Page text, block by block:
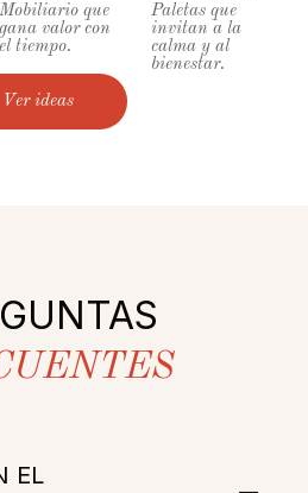
Mobiliario que
gana valor con
el tiempo.
Paletas que
invitan a la
calma y al
bienestar.
Ver ideas
EL